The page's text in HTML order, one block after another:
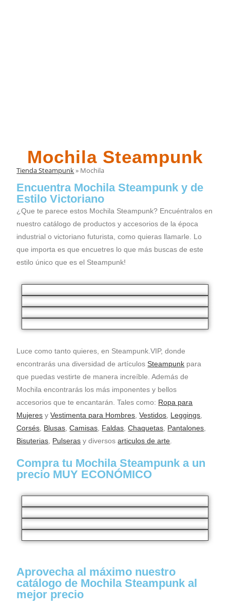
Mochila Steampunk
Tienda Steampunk» Mochila
Encuentra Mochila Steampunk y de
Estilo Victoriano
¿Que te parece estos Mochila Steampunk? Encuéntralos en
nuestro catálogo de productos y accesorios de la época
industrial o victoriano futurista, como quieras llamarle. Lo
que importa es que encuetres lo que más buscas de este
estilo único que es el Steampunk!
Luce como tanto quieres, en Steampunk.VIP, donde
encontrarás una diversidad de artículosSteampunk para
que puedas vestirte de manera increíble. Además de
Mochila encontrarás los más imponentes y bellos
accesorios que te encantarán. Tales como: Ropa para
Mujeres yVestimenta para Hombres ,Vestidos Leggings
Corsés Blusas ,Camisas Faldas ,Chaquetas Pantalones
Bisuterias Pulseras y diversosarticulos de arte
Compra tu Mochila Steampunk a un
precio MUY ECONÓMICO
Aprovecha al máximo nuestro
catálogo de Mochila Steampunk al
mejor precio